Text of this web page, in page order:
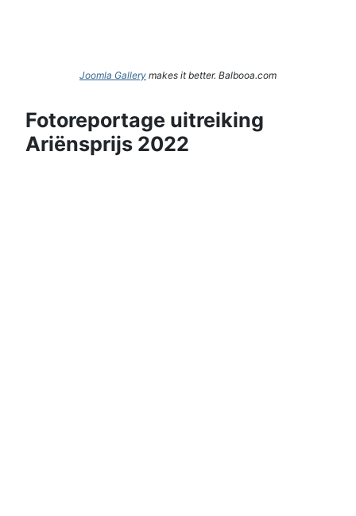
Joomla Gallery makes it better. Balbooa.com
Fotoreportage uitreiking
Ariënsprijs 2022